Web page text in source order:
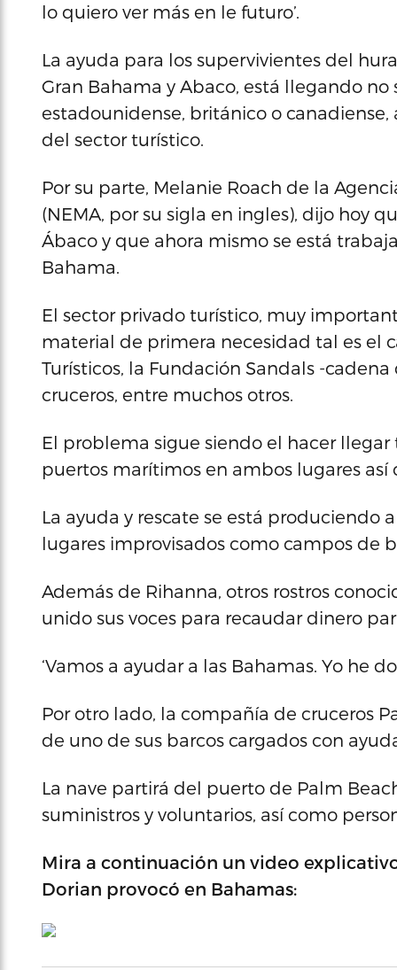
lo quiero ver más en le futuro’.
La ayuda para los supervivientes del
Gran Bahama y Abaco, está llegando no
estadounidense, británico o
del sector turístico.
Por su parte, Melanie Roach de la
(NEMA, por su sigla en ingles), dijo hoy
Ábaco y que ahora mismo se está
Bahama.
El sector privado turístico, muy
material de primera necesidad tal es el
Turísticos, la Fundación Sandals -
cruceros, entre muchos otros.
El problema sigue siendo el hacer
puertos marítimos en ambos lugares
La ayuda y rescate se está produciendo
lugares improvisados como campos de
Además de Rihanna, otros rostros
unido sus voces para recaudar dinero
‘Vamos a ayudar a las Bahamas. Yo he
Por otro lado, la compañía de cruceros
de uno de sus barcos cargados con
La nave partirá del puerto de Palm
suministros y voluntarios, así como
Mira a continuación un video
Dorian provocó en Bahamas: